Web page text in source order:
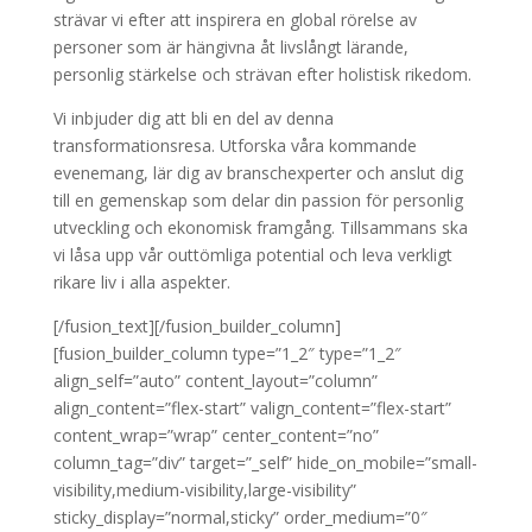
strävar vi efter att inspirera en global rörelse av
personer som är hängivna åt livslångt lärande,
personlig stärkelse och strävan efter holistisk rikedom.
Vi inbjuder dig att bli en del av denna
transformationsresa. Utforska våra kommande
evenemang, lär dig av branschexperter och anslut dig
till en gemenskap som delar din passion för personlig
utveckling och ekonomisk framgång. Tillsammans ska
vi låsa upp vår outtömliga potential och leva verkligt
rikare liv i alla aspekter.
[/fusion_text][/fusion_builder_column]
[fusion_builder_column type=”1_2″ type=”1_2″
align_self=”auto” content_layout=”column”
align_content=”flex-start” valign_content=”flex-start”
content_wrap=”wrap” center_content=”no”
column_tag=”div” target=”_self” hide_on_mobile=”small-
visibility,medium-visibility,large-visibility”
sticky_display=”normal,sticky” order_medium=”0″